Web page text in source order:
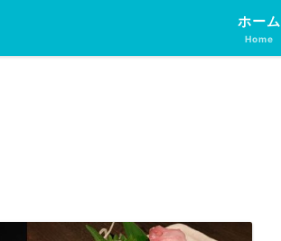
ホーム
Home